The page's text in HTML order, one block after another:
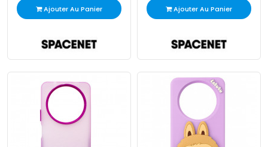
Ajouter Au Panier Ajouter Au Panier